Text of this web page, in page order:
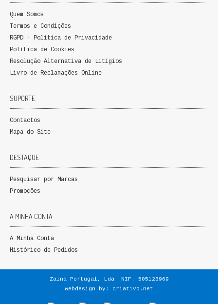
Quem Somos
Termos e Condições
RGPD - Política de Privacidade
Política de Cookies
Resolução Alternativa de Litígios
Livro de Reclamações Online
SUPORTE
Contactos
Mapa do Site
DESTAQUE
Pesquisar por Marcas
Promoções
A MINHA CONTA
A Minha Conta
Histórico de Pedidos
Zaina Portugal, Lda. NIF: 505128969
webdesign by: criativo.net